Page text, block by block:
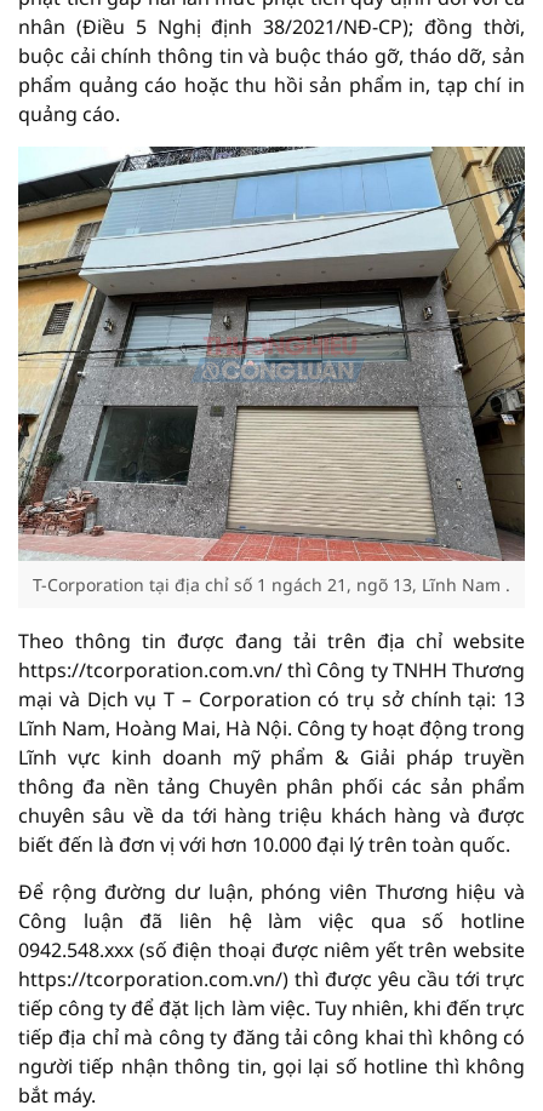
nhân (Điều 5 Nghị định 38/2021/NĐ-CP); đồng thời,
buộc cải chính thông tin và buộc tháo gỡ, tháo dỡ, sản
phẩm quảng cáo hoặc thu hồi sản phẩm in, tạp chí in
quảng cáo.
T-Corporation tại địa chỉ số 1 ngách 21, ngõ 13, Lĩnh Nam .
Theo thông tin được đang tải trên địa chỉ website
https://tcorporation.com.vn/ thì Công ty TNHH Thương
mại và Dịch vụ T – Corporation có trụ sở chính tại: 13
Lĩnh Nam, Hoàng Mai, Hà Nội. Công ty hoạt động trong
Lĩnh vực kinh doanh mỹ phẩm & Giải pháp truyền
thông đa nền tảng Chuyên phân phối các sản phẩm
chuyên sâu về da tới hàng triệu khách hàng và được
biết đến là đơn vị với hơn 10.000 đại lý trên toàn quốc.
Để rộng đường dư luận, phóng viên Thương hiệu và
Công luận đã liên hệ làm việc qua số hotline
0942.548.xxx (số điện thoại được niêm yết trên website
https://tcorporation.com.vn/) thì được yêu cầu tới trực
tiếp công ty để đặt lịch làm việc. Tuy nhiên, khi đến trực
tiếp địa chỉ mà công ty đăng tải công khai thì không có
người tiếp nhận thông tin, gọi lại số hotline thì không
bắt máy.